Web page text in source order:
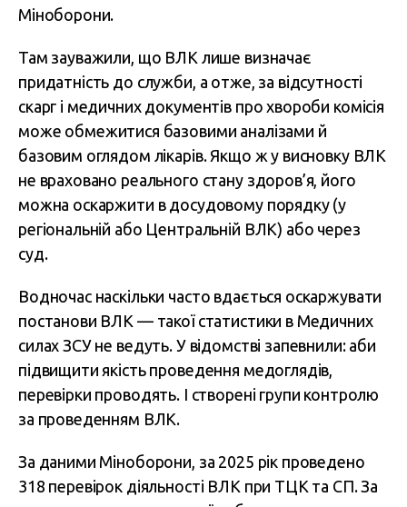
Міноборони.
Там зауважили, що ВЛК лише визначає
придатність до служби, а отже, за відсутності
скарг і медичних документів про хвороби комісія
може обмежитися базовими аналізами й
базовим оглядом лікарів. Якщо ж у висновку ВЛК
не враховано реального стану здоров’я, його
можна оскаржити в досудовому порядку (у
регіональній або Центральній ВЛК) або через
суд.
Водночас наскільки часто вдається оскаржувати
постанови ВЛК — такої статистики в Медичних
силах ЗСУ не ведуть. У відомстві запевнили: аби
підвищити якість проведення медоглядів,
перевірки проводять. І створені групи контролю
за проведенням ВЛК.
За даними Міноборони, за 2025 рік проведено
318 перевірок діяльності ВЛК при ТЦК та СП. За